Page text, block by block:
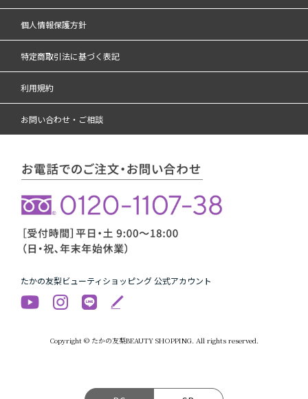
個人情報保護方針
特定商取引法に基づく表記
利用規約
お問い合わせ・ご相談
たかの友梨ビューティショッピング 公式アカウント
Copyright © たかの友梨BEAUTY SHOPPING. All rights reserved.